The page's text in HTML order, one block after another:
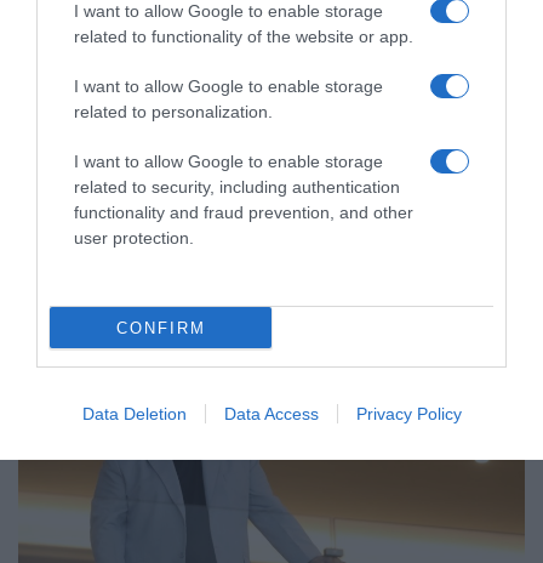
I want to allow Google to enable storage
related to functionality of the website or app.
I want to allow Google to enable storage
related to personalization.
I want to allow Google to enable storage
related to security, including authentication
functionality and fraud prevention, and other
user protection.
CONFIRM
Data Deletion Data Access Privacy Policy
LIFESTYLE
Συγκλονίζει η κόρη του Ξανθόπουλου – “Ο
πατέρας μου έκανε μια ζωή σαν παραμύθι”
Άφησε την τελευταία του πνοή στα 89 του χρόνια